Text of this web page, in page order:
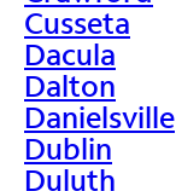
Cusseta
Dacula
Dalton
Danielsville
Dublin
Duluth